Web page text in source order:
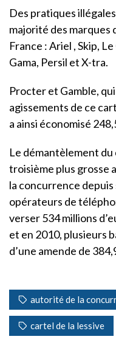
Des pratiques
majorité des marques
France : Ariel , Skip,
Gama, Persil et X-tra.
Procter et Gamble,
agissements de ce
a ainsi économisé
Le démantèlement du
troisième plus grosse
la concurrence depuis
opérateurs de
verser 534 millions
et en 2010, plusieurs
d’une amende de
autorité de la
cartel de la lessive